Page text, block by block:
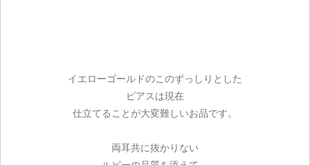
イエローゴールドのこのずっしりとした
ピアスは現在
仕立てることが大変難しいお品です。
両耳共に抜かりない